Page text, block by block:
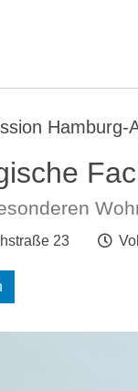
Hamburg-
23